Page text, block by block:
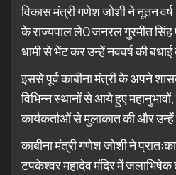
विकास मंत्री गणेश जोशी ने नूतन
के राज्यपाल ले0 जनरल गुरमीत सिंह
धामी से भेंट कर उन्हें नववर्ष की बधाई
इससे पूर्व काबीना मंत्री के अपने
विभिन्न स्थानों से आये हुए महानुभावों,
कार्यकर्ताओं से मुलाकात की और उन्हें
काबीना मंत्री गणेश जोशी ने
टपकेश्वर महादेव मंदिर में जलाभिषेक